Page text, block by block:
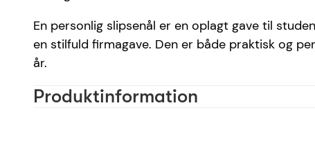
En personlig slipsenål er en oplagt gave til
en stilfuld firmagave. Den er både praktisk og
år.
Produktinformation